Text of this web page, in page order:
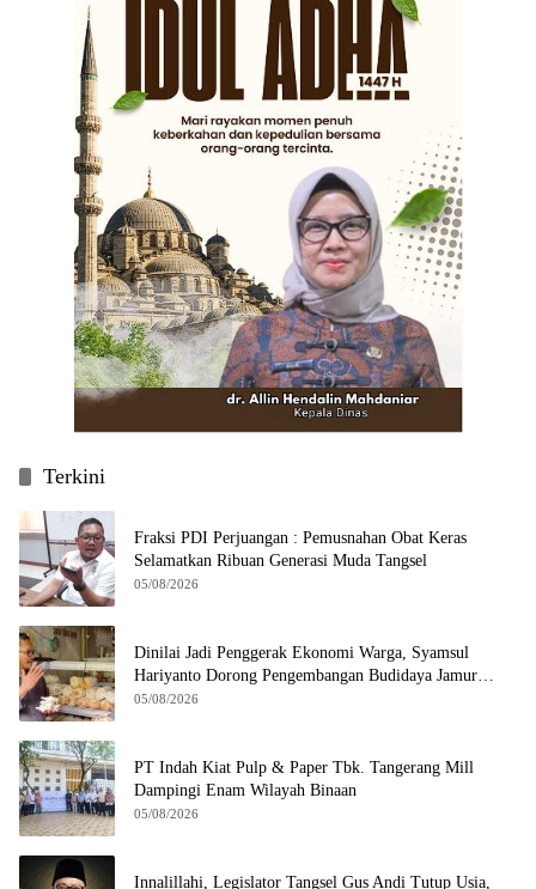
Terkini
Fraksi PDI Perjuangan : Pemusnahan Obat Keras
Selamatkan Ribuan Generasi Muda Tangsel
05/08/2026
Dinilai Jadi Penggerak Ekonomi Warga, Syamsul
Hariyanto Dorong Pengembangan Budidaya Jamur
Crispy di Serpong
05/08/2026
PT Indah Kiat Pulp & Paper Tbk. Tangerang Mill
Dampingi Enam Wilayah Binaan
05/08/2026
Innalillahi, Legislator Tangsel Gus Andi Tutup Usia,